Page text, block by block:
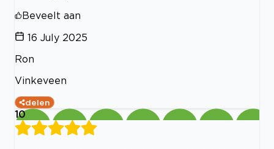
Beveelt aan
16 July 2025
Ron
Vinkeveen
delen
10